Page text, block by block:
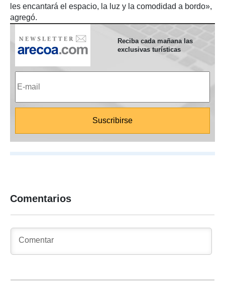
les encantará el espacio, la luz y la comodidad a bordo»,
agregó.
Reciba cada mañana las
exclusivas turísticas
Comentarios